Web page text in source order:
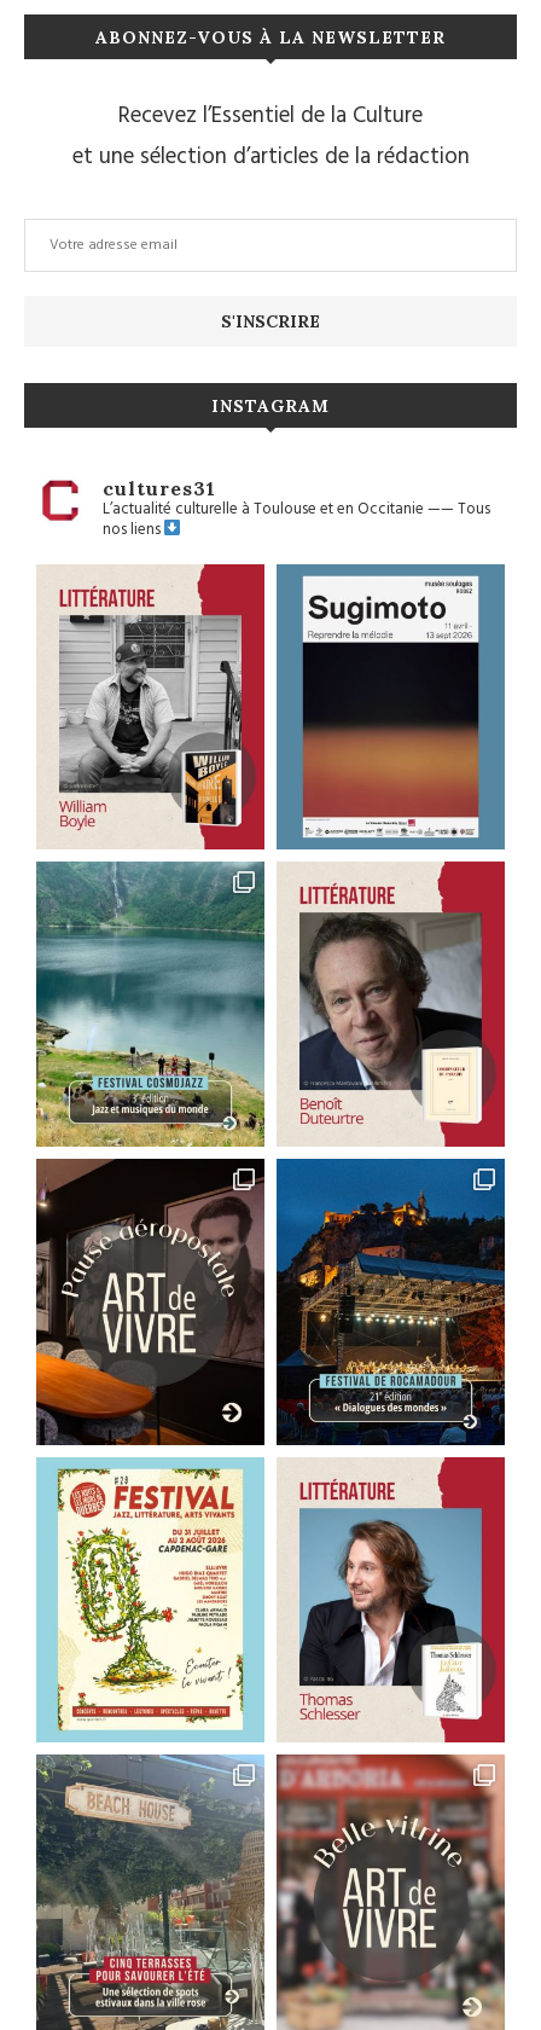
ABONNEZ-VOUS À LA NEWSLETTER
Recevez l’Essentiel de la Culture
et une sélection d’articles de la rédaction
INSTAGRAM
cultures31
L’actualité culturelle à Toulouse et en Occitanie——Tous
nos liens